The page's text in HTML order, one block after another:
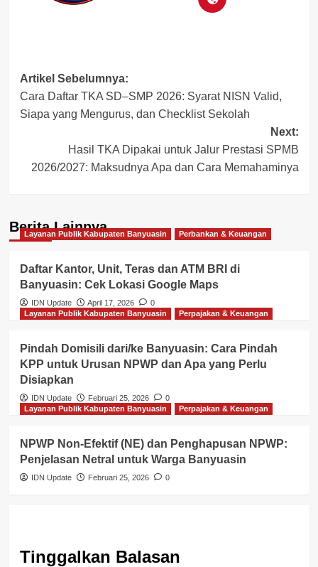
Post
navigation
Artikel Sebelumnya:
Cara Daftar TKA SD–SMP 2026: Syarat NISN Valid,
Siapa yang Mengurus, dan Checklist Sekolah
Next:
Hasil TKA Dipakai untuk Jalur Prestasi SPMB
2026/2027: Maksudnya Apa dan Cara Memahaminya
Berita Lainnya
Layanan Publik Kabupaten Banyuasin Perbankan & Keuangan
Daftar Kantor, Unit, Teras dan ATM BRI di
Banyuasin: Cek Lokasi Google Maps
IDN Update April 17, 2026
0
Layanan Publik Kabupaten Banyuasin
Perpajakan & Keuangan
Pindah Domisili dari/ke Banyuasin: Cara Pindah
KPP untuk Urusan NPWP dan Apa yang Perlu
Disiapkan
IDN Update Februari 25, 2026
0
Layanan Publik Kabupaten Banyuasin
Perpajakan & Keuangan
NPWP Non-Efektif (NE) dan Penghapusan NPWP:
Penjelasan Netral untuk Warga Banyuasin
IDN Update Februari 25, 2026 0
Tinggalkan Balasan